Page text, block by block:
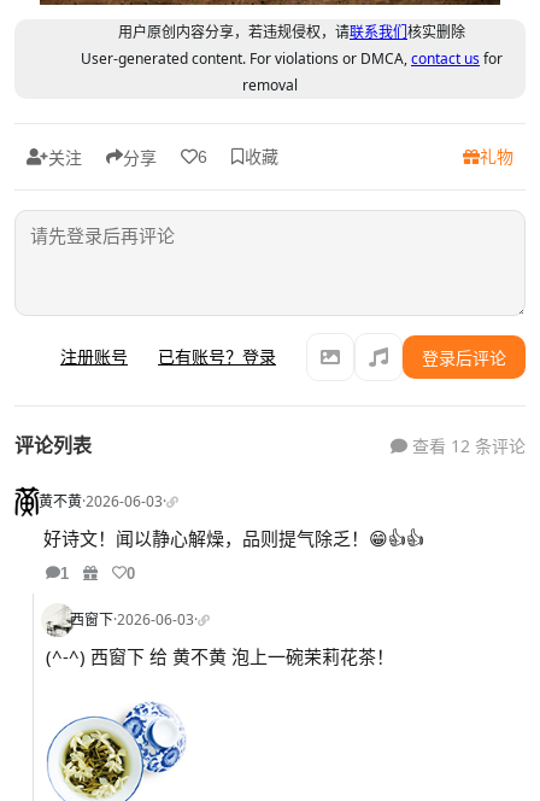
用户原创内容分享，若违规侵权，请联系我们核实删除
User-generated content. For violations or DMCA,contact usfor
removal
关注 分享 6 收藏 礼物
注册账号 已有账号？登录 登录后评论
评论列表 查看 12 条评论
黄不黄·2026-06-03·
好诗文！闻以静心解燥，品则提气除乏！😁👍👍
1 0
西窗下·2026-06-03·
(^-^) 西窗下 给 黄不黄 泡上一碗茉莉花茶！